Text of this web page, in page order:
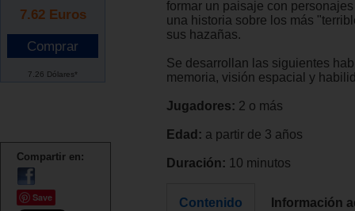
7.62 Euros
7.26 Dólares*
Compartir en:
Save
formar un paisaje con
una historia sobre los más
sus hazañas.
Se desarrollan las siguientes
memoria, visión espacial y
Jugadores: 2 o más
Edad: a partir de 3 años
Duración: 10 minutos
Contenido Información